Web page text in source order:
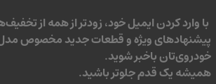
با وارد کردن ایمیل خود، زودتر از همه از
پیشنهادهای ویژه و قطعات جدید مخصوص
خودروی‌تان باخبر شوید.
همیشه یک قدم جلوتر باشید.